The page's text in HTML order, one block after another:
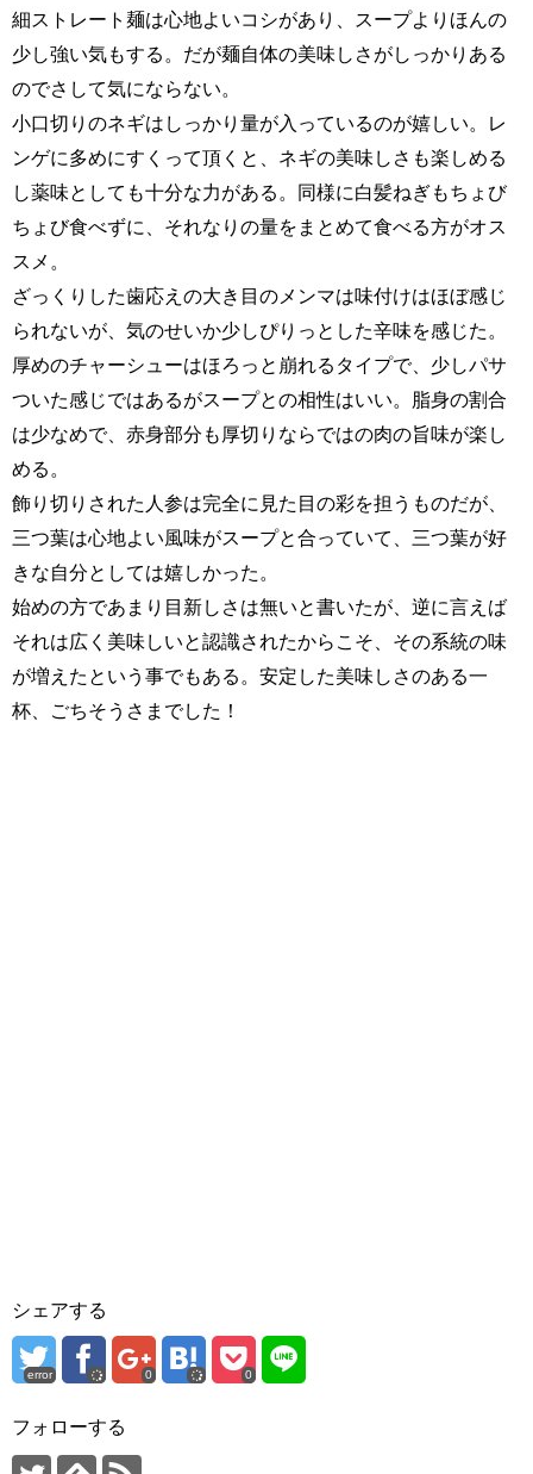
細ストレート麺は心地よいコシがあり、スープよりほんの
少し強い気もする。だが麺自体の美味しさがしっかりある
のでさして気にならない。
小口切りのネギはしっかり量が入っているのが嬉しい。レ
ンゲに多めにすくって頂くと、ネギの美味しさも楽しめる
し薬味としても十分な力がある。同様に白髪ねぎもちょび
ちょび食べずに、それなりの量をまとめて食べる方がオス
スメ。
ざっくりした歯応えの大き目のメンマは味付けはほぼ感じ
られないが、気のせいか少しぴりっとした辛味を感じた。
厚めのチャーシューはほろっと崩れるタイプで、少しパサ
ついた感じではあるがスープとの相性はいい。脂身の割合
は少なめで、赤身部分も厚切りならではの肉の旨味が楽し
める。
飾り切りされた人参は完全に見た目の彩を担うものだが、
三つ葉は心地よい風味がスープと合っていて、三つ葉が好
きな自分としては嬉しかった。
始めの方であまり目新しさは無いと書いたが、逆に言えば
それは広く美味しいと認識されたからこそ、その系統の味
が増えたという事でもある。安定した美味しさのある一
杯、ごちそうさまでした！
シェアする
error 0 0
フォローする